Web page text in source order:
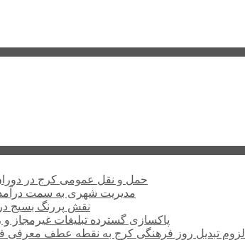
حمل و نقل عمومی کرج در
مدیریت شهری به سمت
نقش پررنگ بسیج
پاکسازی گسترده تبلیغات غیرمجاز
لزوم تبدیل روز فرهنگی کرج به نقطه عطف معرفی